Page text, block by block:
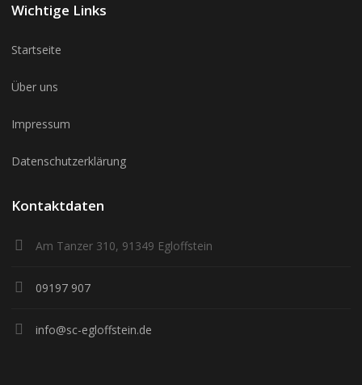
Wichtige Links
Startseite
Über uns
Impressum
Datenschutzerklärung
Kontaktdaten
Am Tanzer 310, 91349 Egloffstein
09197 907
info@sc-egloffstein.de